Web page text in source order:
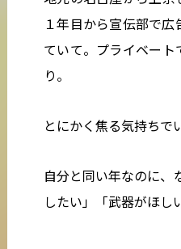
１年目から宣伝部で
ていて。プライベート
り。
とにかく焦る気持ちで
自分と同い年なのに、
したい」「武器がほし